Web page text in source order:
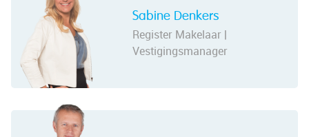
Sabine Denkers
Register Makelaar |
Vestigingsmanager